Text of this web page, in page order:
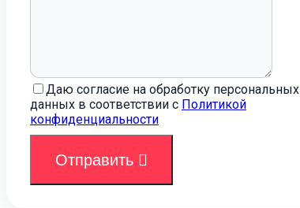
Даю согласие на обработку персональных
данных в соответствии с Политикой
конфиденциальности
Отправить